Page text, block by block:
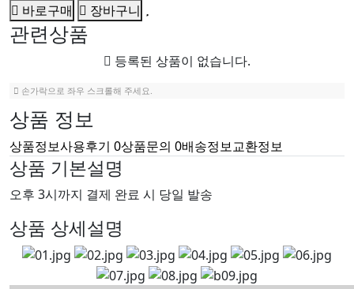
바로구매 장바구니
관련상품
등록된 상품이 없습니다.
손가락으로 좌우 스크롤해 주세요.
상품 정보
상품정보사용후기 0상품문의 0배송정보교환정보
상품 기본설명
오후 3시까지 결제 완료 시 당일 발송
상품 상세설명